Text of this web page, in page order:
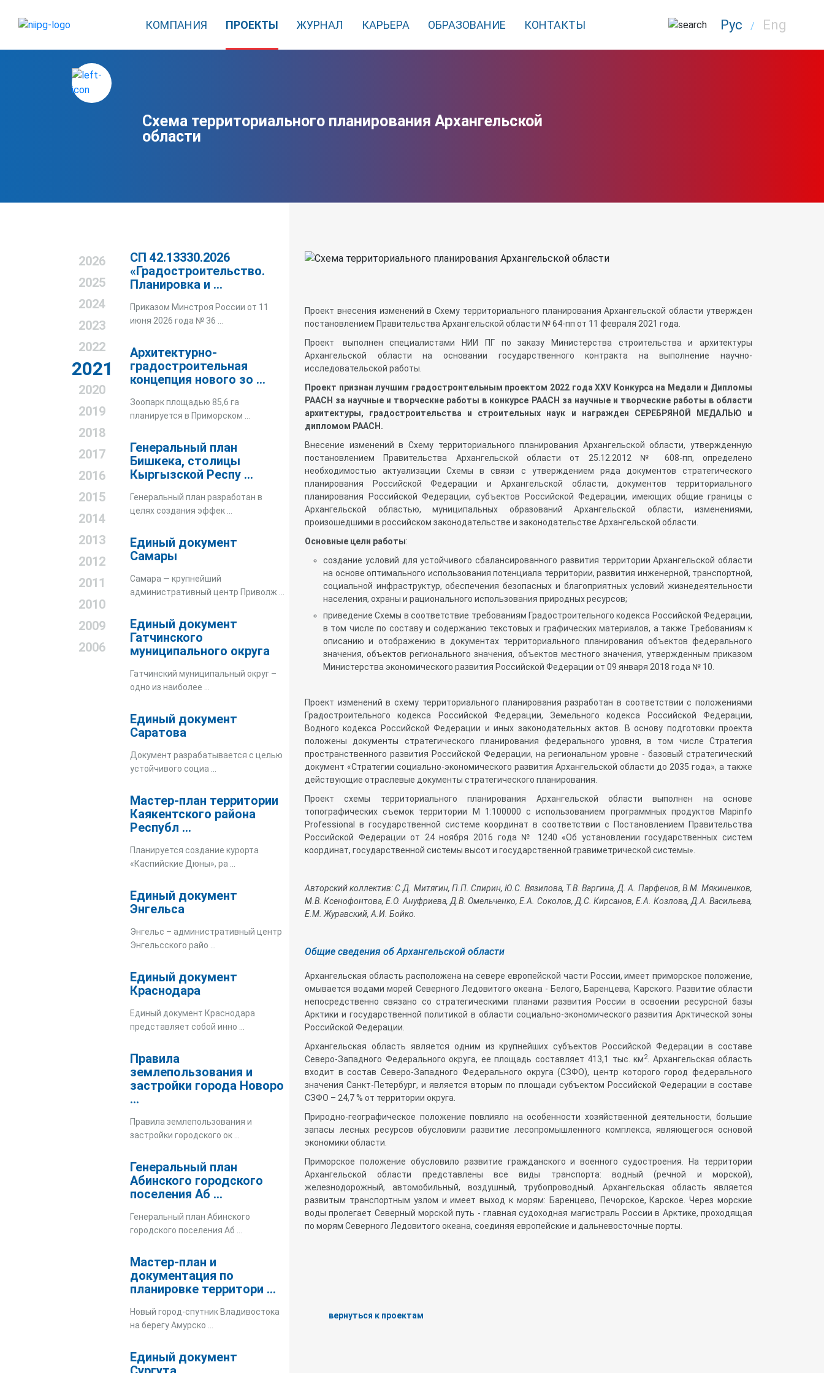
КОМПАНИЯ ПРОЕКТЫ ЖУРНАЛ КАРЬЕРА ОБРАЗОВАНИЕ КОНТАКТЫ Рус / Eng
Схема территориального планирования Архангельской
области
2026
2025
2024
2023
2022
2021
2020
2019
2018
2017
2016
2015
2014
2013
2012
2011
2010
2009
2006
СП 42.13330.2026
«Градостроительство.
Планировка и ...
Приказом Минстроя России от 11
июня 2026 года № 36 ...
Архитектурно-
градостроительная
концепция нового зо ...
Зоопарк площадью 85,6 га
планируется в Приморском ...
Генеральный план
Бишкека, столицы
Кыргызской Респу ...
Генеральный план разработан в
целях создания эффек ...
Единый документ
Самары
Самара — крупнейший
административный центр Приволж ...
Единый документ
Гатчинского
муниципального округа
Гатчинский муниципальный округ –
одно из наиболее ...
Единый документ
Саратова
Документ разрабатывается с целью
устойчивого социа ...
Мастер-план территории
Каякентского района
Республ ...
Планируется создание курорта
«Каспийские Дюны», ра ...
Единый документ
Энгельса
Энгельс – административный центр
Энгельсского райо ...
Единый документ
Краснодара
Единый документ Краснодара
представляет собой инно ...
Правила
землепользования и
застройки города Новоро
...
Правила землепользования и
застройки городского ок ...
Генеральный план
Абинского городского
поселения Аб ...
Генеральный план Абинского
городского поселения Аб ...
Мастер-план и
документация по
планировке территори ...
Новый город-спутник Владивостока
на берегу Амурско ...
Единый документ
Проект внесения изменений в Схему территориального планирования Архангельской области утвержден
постановлением Правительства Архангельской области № 64-пп от 11 февраля 2021 года.
Проект
выполнен специалистами НИИ ПГ по заказу Министерства строительства и архитектуры
Архангельской области на основании государственного контракта на выполнение научно-
исследовательской работы.
Проект признан лучшим градостроительным проектом 2022 года XXV Конкурса на Медали и Дипломы
РААСН за научные и творческие работы в конкурсе РААСН за научные и творческие работы в области
архитектуры, градостроительства и строительных наук и награжден СЕРЕБРЯНОЙ МЕДАЛЬЮ и
дипломом РААСН.
Внесение изменений в Схему территориального планирования Архангельской области, утвержденную
постановлением Правительства Архангельской области от 25.12.2012 № 608-пп, определено
необходимостью актуализации Схемы в связи с утверждением ряда документов стратегического
планирования Российской Федерации и Архангельской области, документов территориального
планирования Российской Федерации, субъектов Российской Федерации, имеющих общие границы с
Архангельской областью, муниципальных образований Архангельской области, изменениями,
произошедшими в российском законодательстве и законодательстве Архангельской области.
Основные цели работы:
создание условий для устойчивого сбалансированного развития территории Архангельской области
на основе оптимального использования потенциала территории, развития инженерной, транспортной,
социальной инфраструктур, обеспечения безопасных и благоприятных условий жизнедеятельности
населения, охраны и рационального использования природных ресурсов;
приведение Схемы в соответствие требованиям Градостроительного кодекса Российской Федерации,
в том числе по составу и содержанию текстовых и графических материалов, а также Требованиям к
описанию и отображению в документах территориального планирования объектов федерального
значения, объектов регионального значения, объектов местного значения, утвержденным приказом
Министерства экономического развития Российской Федерации от 09 января 2018 года № 10.
Проект изменений в схему территориального планирования разработан в соответствии с положениями
Градостроительного кодекса Российской Федерации, Земельного кодекса Российской Федерации,
Водного кодекса Российской Федерации и иных законодательных актов. В основу подготовки проекта
положены документы стратегического планирования федерального уровня, в том числе Стратегия
пространственного развития Российской Федерации, на региональном уровне - базовый стратегический
документ «Стратегии социально-экономического развития Архангельской области до 2035 года», а также
действующие отраслевые документы стратегического планирования.
Проект схемы территориального планирования Архангельской области выполнен на основе
топографических съемок территории М 1:100000 с использованием программных продуктов Mapinfo
Professional в государственной системе координат в соответствии с Постановлением Правительства
Российской Федерации от 24 ноября 2016 года № 1240 «Об установлении государственных систем
координат, государственной системы высот и государственной гравиметрической системы».
Авторский коллектив: С.Д. Митягин, П.П. Спирин, Ю.С. Вязилова, Т.В. Варгина, Д. А. Парфенов, В.М. Мякиненков,
М.В. Ксенофонтова, Е.О. Ануфриева, Д.В. Омельченко, Е.А. Соколов, Д.С. Кирсанов, Е.А. Козлова, Д.А. Васильева,
Е.М. Журавский, А.И. Бойко.
Общие сведения об Архангельской области
Архангельская область расположена на севере европейской части России, имеет приморское положение,
омывается водами морей Северного Ледовитого океана - Белого, Баренцева, Карского. Развитие области
непосредственно связано со стратегическими планами развития России в освоении ресурсной базы
Арктики и государственной политикой в области социально-экономического развития Арктической зоны
Российской Федерации.
Архангельская область является одним из крупнейших субъектов Российской Федерации в составе
Северо-Западного Федерального округа, ее площадь составляет 413,1 тыс. км2. Архангельская область
входит в состав Северо-Западного Федерального округа (СЗФО), центр которого город федерального
значения Санкт-Петербург, и является вторым по площади субъектом Российской Федерации в составе
СЗФО – 24,7 % от территории округа.
Природно-географическое положение повлияло на особенности хозяйственной деятельности, большие
запасы лесных ресурсов обусловили развитие лесопромышленного комплекса, являющегося основой
экономики области.
Приморское положение обусловило развитие гражданского и военного судостроения. На территории
Архангельской области представлены все виды транспорта: водный (речной и морской),
железнодорожный, автомобильный, воздушный, трубопроводный. Архангельская область является
развитым транспортным узлом и имеет выход к морям: Баренцево, Печорское, Карское. Через морские
воды пролегает Северный морской путь - главная судоходная магистраль России в Арктике, проходящая
по морям Северного Ледовитого океана, соединяя европейские и дальневосточные порты.
вернуться к проектам